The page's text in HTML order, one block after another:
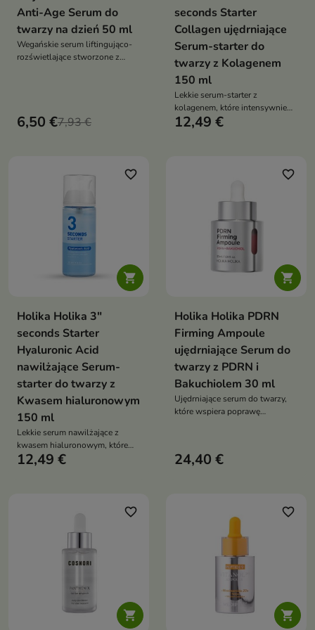
Anti-Age Serum do
twarzy na dzień 50 ml
Wegańskie serum liftingująco-
rozświetlające stworzone z
6,50 €7,93 €
seconds Starter
Collagen ujędrniające
Serum-starter do
twarzy z Kolagenem
150 ml
Lekkie serum-starter z
kolagenem, które intensywnie
nawilża skórę, poprawia jej
12,49 €

favorite_border
Holika Holika 3"
seconds Starter
Hyaluronic Acid
nawilżające Serum-
starter do twarzy z
Kwasem hialuronowym
150 ml
Lekkie serum nawilżające z
kwasem hialuronowym, które
pomaga utrzymać odpowiedni
12,49 €

favorite_border
Holika Holika PDRN
Firming Ampoule
ujędrniające Serum do
twarzy z PDRN i
Bakuchiolem 30 ml
Ujędrniające serum do twarzy,
które wspiera poprawę
napięty wygląd
24,40 €

favorite_border

favorite_border